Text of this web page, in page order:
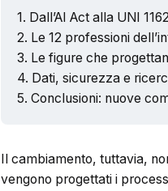
Dall’AI Act alla UNI
Le 12 professioni
Le figure che
Dati, sicurezza e
Conclusioni: nuove
Il cambiamento, tuttavia,
vengono progettati i